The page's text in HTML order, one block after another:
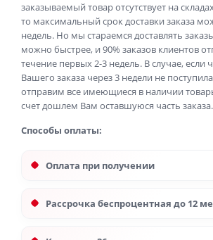
заказываемый товар отсутствует на
то максимальный срок доставки заказа
недель. Но мы стараемся доставлять
можно быстрее, и 90% заказов клиентов
течение первых 2-3 недель. В случае, если
Вашего заказа через 3 недели не
отправим все имеющиеся в наличии
счет дошлем Вам оставшуюся часть заказа.
Способы оплаты:
Оплата при получении
Рассрочка беспроцентная до 12